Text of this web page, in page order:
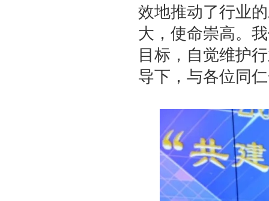
效地推动了行业
大，使命崇高。
目标，自觉维护
导下，与各位同